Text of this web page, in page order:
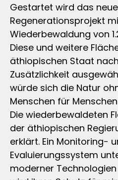
Gestartet wird das neue
Regenerationsprojekt
Wiederbewaldung von
Diese und weitere
äthiopischen Staat
Zusätzlichkeit
würde sich die Natur
Menschen für
Die wiederbewaldeten
der äthiopischen
erklärt. Ein Monitoring-
Evaluierungssystem
moderner